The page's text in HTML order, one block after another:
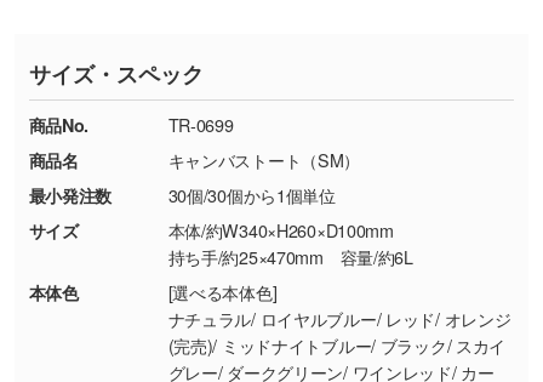
す。→詳しく見る
・コーポレートカラーを使って印刷したい／印
刷色にこだわりがある
DIC・PANTONEなどのカラーチップの指定や、
現物支給による色指定も承っております。→
・背景がある画像からキャラクター部分だけを
使いたいです
※詳しくは「商品の良品基準について
ください。
【返品・交換ができない場合】
・お客様の元で商品を加工された場合、または
商品が破損した場合
・商品到着後7日以上経過している場合
・お客様のご都合による返品・交換依頼(商
品・色・数量などの注文間違い等)
TEL：0422-29-9911 営業時間10:00～
18:00(土日祝日除く)
お問い合わせフォームはこちら
サイズ・スペック
商品No.
TR-0699
商品名
キャンバストート（SM）
最小発注数
30個/30個から1個単位
サイズ
本体/約W340×H260×D100mm
持ち手/約25×470mm 容量/約6L
本体色
[選べる本体色]
ナチュラル/ ロイヤルブルー/ レッド/ オレンジ
(完売)/ ミッドナイトブルー/ ブラック/ スカイ
グレー/ ダークグリーン/ ワインレッド/ カー